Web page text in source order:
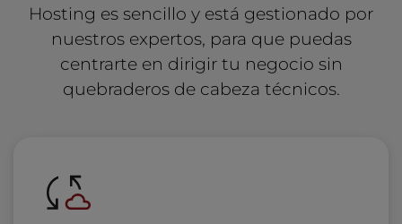
Hosting es sencillo y está gestionado por
nuestros expertos, para que puedas
centrarte en dirigir tu negocio sin
quebraderos de cabeza técnicos.